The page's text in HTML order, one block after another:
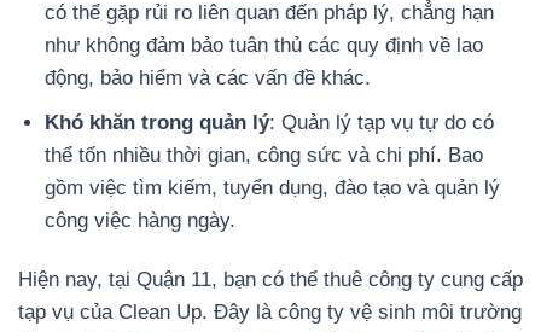
có thể gặp rủi ro liên quan đến pháp lý, chẳng hạn
như không đảm bảo tuân thủ các quy định về lao
động, bảo hiểm và các vấn đề khác.
Khó khăn trong quản lý: Quản lý tạp vụ tự do có
thể tốn nhiều thời gian, công sức và chi phí. Bao
gồm việc tìm kiếm, tuyển dụng, đào tạo và quản lý
công việc hàng ngày.
Hiện nay, tại Quận 11, bạn có thể thuê công ty cung cấp
tạp vụ của Clean Up. Đây là công ty vệ sinh môi trường